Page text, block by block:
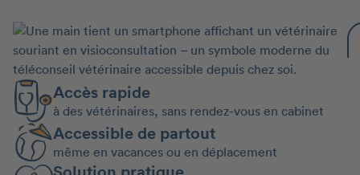
Accès rapide
à des vétérinaires, sans rendez-vous en cabinet
Accessible de partout
même en vacances ou en déplacement